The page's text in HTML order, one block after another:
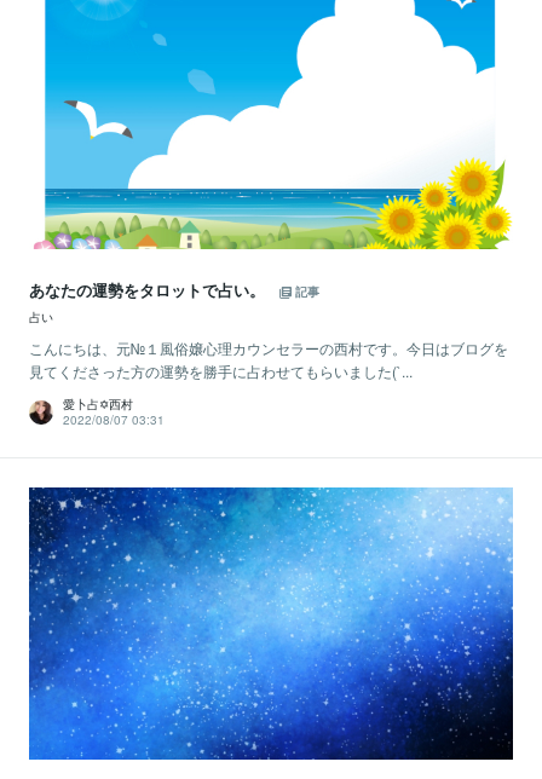
あなたの運勢をタロットで占い。
記事
占い
こんにちは、元№１風俗嬢心理カウンセラーの西村です。今日はブログを
見てくださった方の運勢を勝手に占わせてもらいました(`...
愛卜占✡西村
2022/08/07 03:31